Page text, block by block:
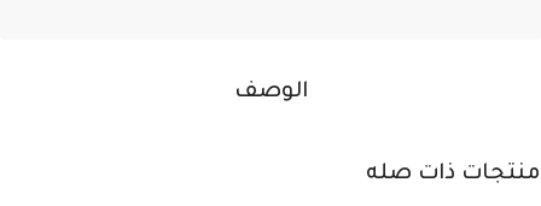
الوصف
منتجات ذات صله